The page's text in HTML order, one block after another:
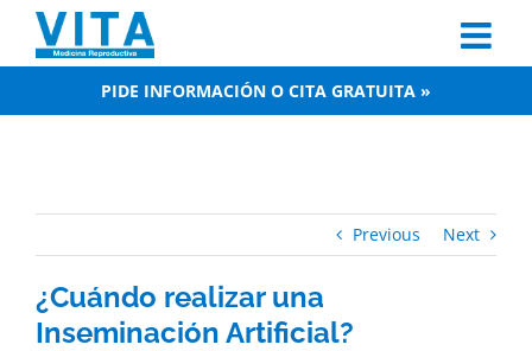
content
PIDE INFORMACIÓN O CITA GRATUITA »
Previous Next
¿Cuándo realizar una
Inseminación Artificial?